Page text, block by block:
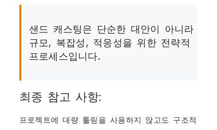
샌드 캐스팅은 단순한 대안이 아니라
규모, 복잡성, 적응성을 위한 전략적
프로세스입니다.
최종 참고 사항:
프로젝트에 대량 툴링을 사용하지 않고도 구조적